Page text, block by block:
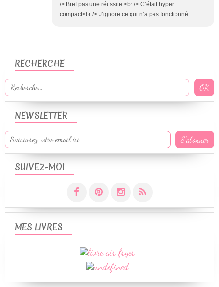
/> Bref pas une réussite <br /> C’était hyper
compact<br /> J’ignore ce qui n’a pas fonctionné
NEWSLETTER
SUIVEZ-MOI
RECHERCHE
MES LIVRES